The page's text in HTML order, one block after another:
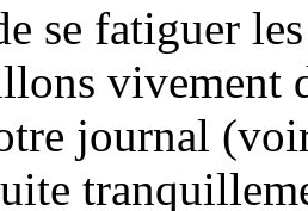
se fatiguer
vivement
journal